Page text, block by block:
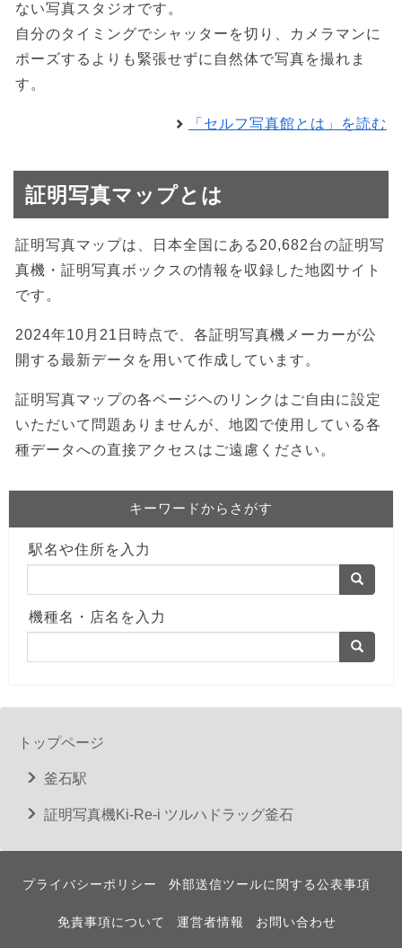
ない写真スタジオです。
自分のタイミングでシャッターを切り、カメラマンに
ポーズするよりも緊張せずに自然体で写真を撮れま
す。
「セルフ写真館とは」を読む
証明写真マップとは
証明写真マップは、日本全国にある20,682台の証明写
真機・証明写真ボックスの情報を収録した地図サイト
です。
2024年10月21日時点で、各証明写真機メーカーが公
開する最新データを用いて作成しています。
証明写真マップの各ページヘのリンクはご自由に設定
いただいて問題ありませんが、地図で使用している各
種データへの直接アクセスはご遠慮ください。
キーワードからさがす
駅名や住所を入力
機種名・店名を入力
トップページ
釜石駅
証明写真機Ki-Re-i ツルハドラッグ釜石
プライバシーポリシー 外部送信ツールに関する公表事項
免責事項について 運営者情報 お問い合わせ